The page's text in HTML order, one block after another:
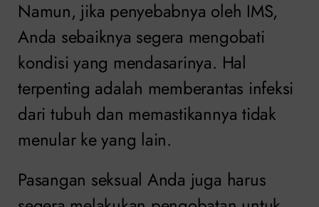
Namun, jika penyebabnya oleh IMS,
Anda sebaiknya segera mengobati
kondisi yang mendasarinya. Hal
terpenting adalah memberantas infeksi
dari tubuh dan memastikannya tidak
menular ke yang lain.
Pasangan seksual Anda juga harus